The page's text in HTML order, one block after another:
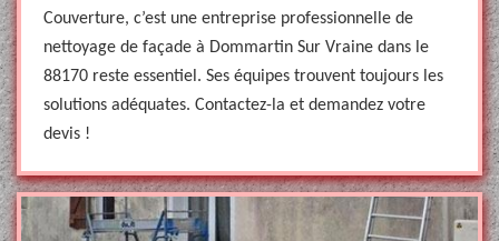
Couverture, c’est une entreprise professionnelle de
nettoyage de façade à Dommartin Sur Vraine dans le
88170 reste essentiel. Ses équipes trouvent toujours les
solutions adéquates. Contactez-la et demandez votre
devis !